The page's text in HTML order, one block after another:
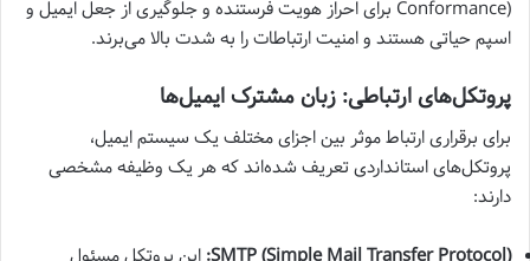
Conformance) برای احراز هویت فرستنده و جلوگیری از جعل ایمیل و
اسپم حیاتی هستند و امنیت ارتباطات را به شدت بالا می‌برند.
پروتکل‌های ارتباطی: زبان مشترک ایمیل‌ها
برای برقراری ارتباط موثر بین اجزای مختلف یک سیستم ایمیل،
پروتکل‌های استانداردی تعریف شده‌اند که هر یک وظیفه مشخصی
دارند:
SMTP (Simple Mail Transfer Protocol): این پروتکل مسئول